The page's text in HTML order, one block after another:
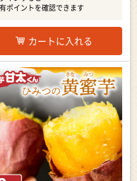
ポイントを確認できます
カートに入れる